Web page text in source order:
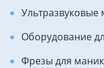
Ультразвуковые
Оборудование
Фрезы для